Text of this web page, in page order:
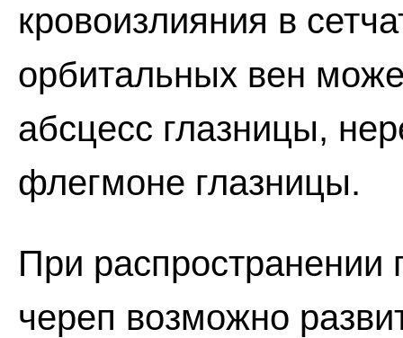
кровоизлияния в
орбитальных вен
абсцесс глазницы,
флегмоне глазницы.
При распространении
череп возможно